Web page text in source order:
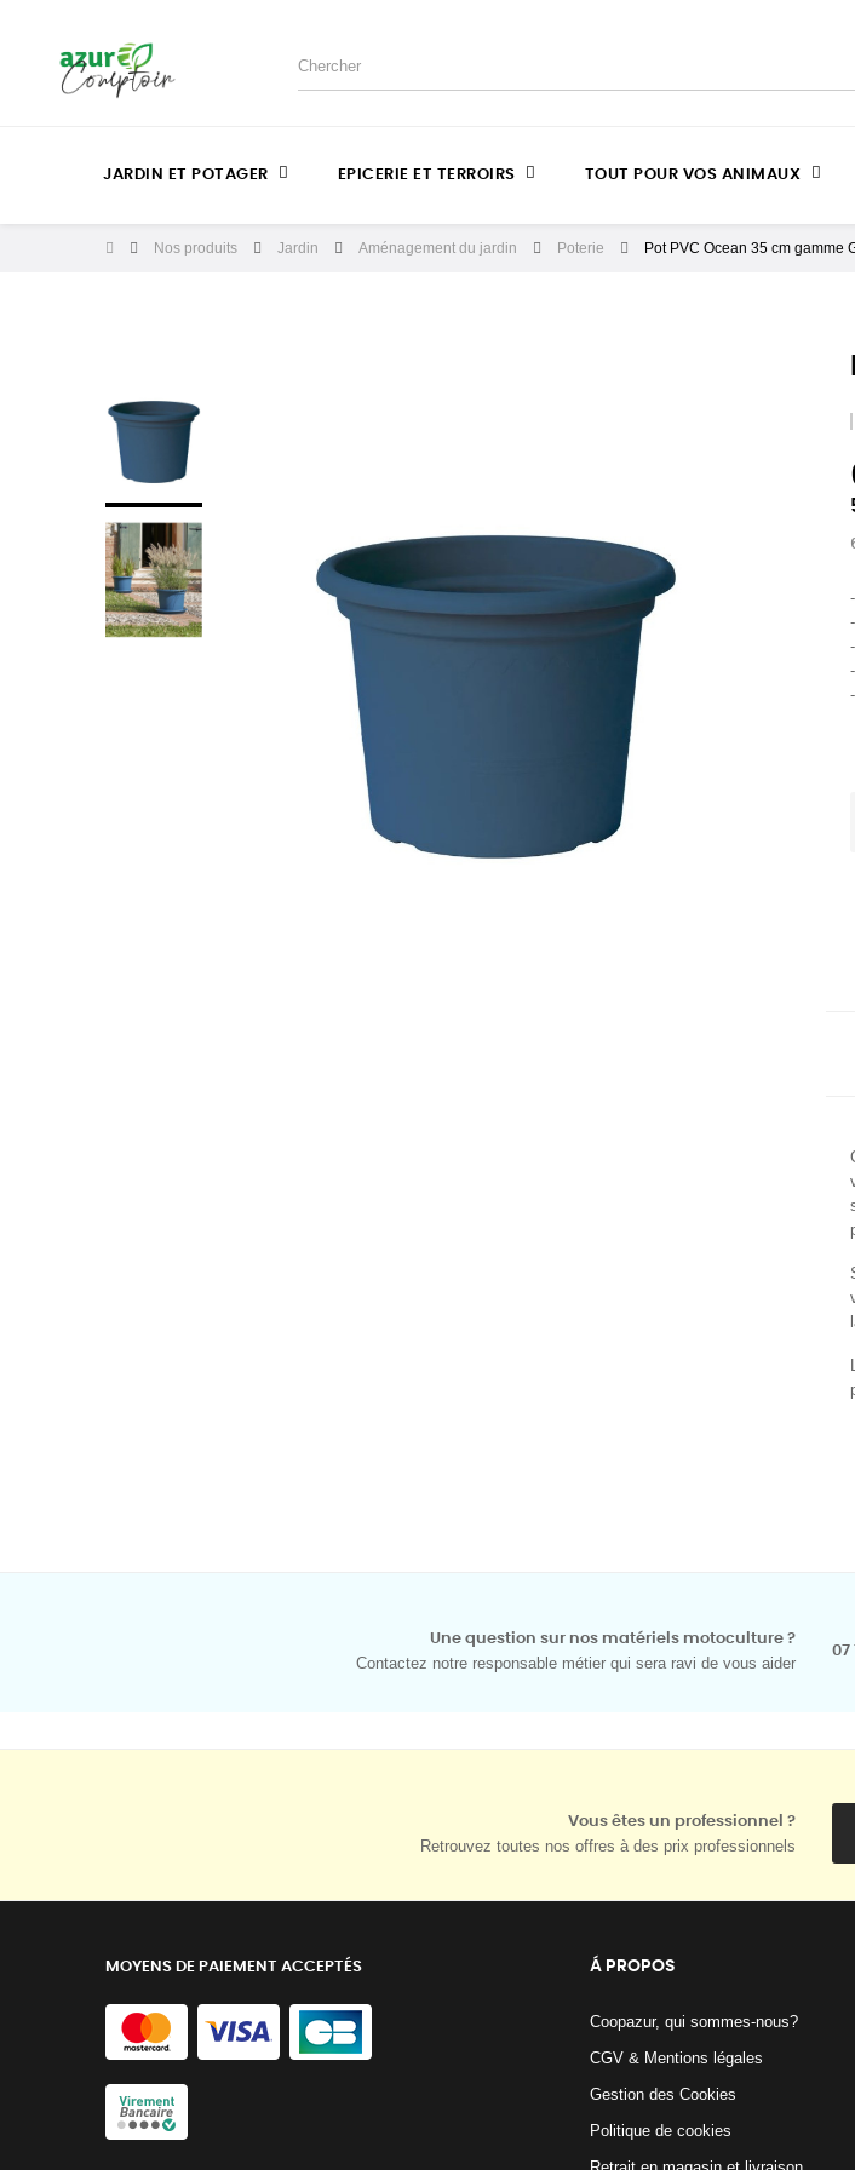
JARDIN ET POTAGER EPICERIE ET TERROIRS TOUT POUR VOS ANIMAUX
Nos produits Jardin Aménagement du jardin Poterie Pot PVC Ocean 35 cm gamme
Une question sur nos matériels motoculture ?
Contactez notre responsable métier qui sera ravi de vous aider
07
Vous êtes un professionnel ?
Retrouvez toutes nos offres à des prix professionnels
MOYENS DE PAIEMENT ACCEPTÉS Á PROPOS
Coopazur, qui sommes-nous?
CGV & Mentions légales
Gestion des Cookies
Politique de cookies